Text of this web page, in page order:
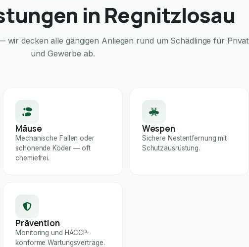
in Regnitzlosau
decken alle gängigen Anliegen rund um Schädlinge für Privat
und Gewerbe ab.
Mäuse
Mechanische Fallen oder
schonende Köder — oft
chemiefrei.
Wespen
Sichere Nestentfernung mit
Schutzausrüstung.
Prävention
Monitoring und HACCP-
konforme Wartungsverträge.